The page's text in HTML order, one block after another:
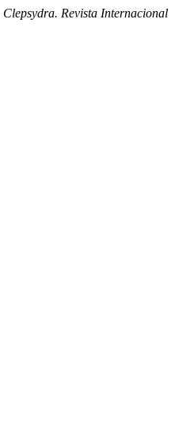
Clepsydra. Revista Internacional